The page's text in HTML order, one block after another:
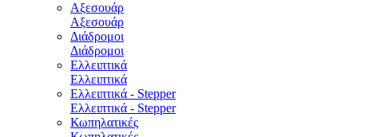
Αξεσουάρ
Αξεσουάρ
Διάδρομοι
Διάδρομοι
Ελλειπτικά
Ελλειπτικά
Ελλειπτικά - Stepper
Ελλειπτικά - Stepper
Κωπηλατικές